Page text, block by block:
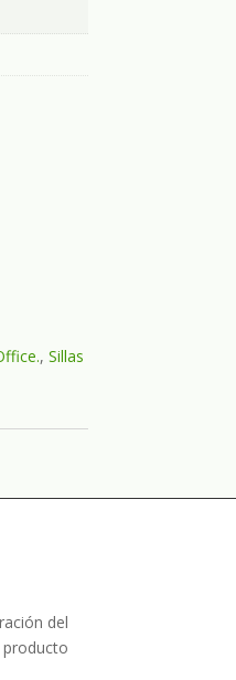
,Sillas
del